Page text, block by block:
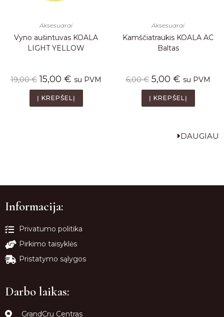
Aksesuarai
Vyno aušintuvas KOALA
LIGHT YELLOW
19,00€ 15,00 € su PVM
Į KREPŠELĮ
Aksesuarai
Kamščiatraukis KOALA AC
Baltas
6,00€ 5,00 € su PVM
Į KREPŠELĮ
DAUGIAU
Informacija:
Privatumo politika
Pirkimo taisyklės
Pristatymo sąlygos
Darbo laikas:
GrandCru Centras